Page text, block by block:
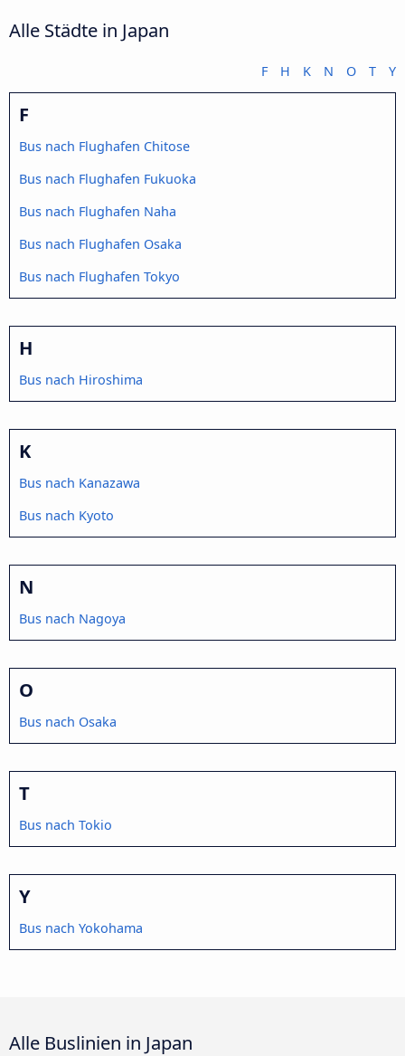
Alle Städte in Japan
F H K N O T Y
F
Bus nach Flughafen Chitose
Bus nach Flughafen Fukuoka
Bus nach Flughafen Naha
Bus nach Flughafen Osaka
Bus nach Flughafen Tokyo
H
Bus nach Hiroshima
K
Bus nach Kanazawa
Bus nach Kyoto
N
Bus nach Nagoya
O
Bus nach Osaka
T
Bus nach Tokio
Y
Bus nach Yokohama
Alle Buslinien in Japan